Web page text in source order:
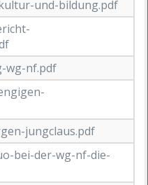
und-bildung.pdf
wg-nf.pdf
jungclaus.pdf
bei-der-wg-nf-die-